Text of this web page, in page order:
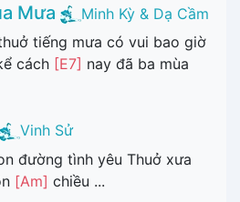
Mưa
Minh Kỳ & Dạ Cầm
tiếng mưa có vui bao giờ
cách [E7] nay đã ba mùa
Vinh Sử
đường tình yêu Thuở xưa
[Am] chiều ...